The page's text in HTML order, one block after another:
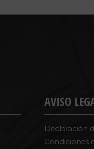
AVISO
Declaración
Condiciones